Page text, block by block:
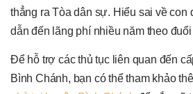
thẳng ra Tòa dân sự. Hiểu sai về
dẫn đến lãng phí nhiều năm theo
Để hỗ trợ các thủ tục liên quan đến
Bình Chánh, bạn có thể tham khảo